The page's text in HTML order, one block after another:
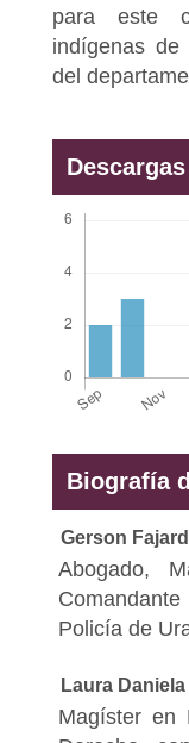
para este
indígenas de
del
Descargas
Biografía
Gerson
Abogado,
Policía de
Laura
Magíster en